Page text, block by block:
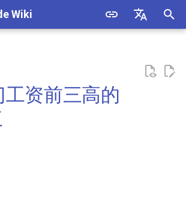
Wiki
中 1 的个
积
符重排
工资前三高的